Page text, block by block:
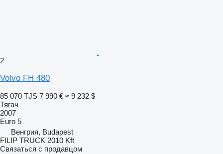
2
Volvo FH 480
85 070 TJS 7 990 € ≈ 9 232 $
Тягач
2007
Euro 5
Венгрия, Budapest
FILIP TRUCK 2010 Kft
Связаться с продавцом